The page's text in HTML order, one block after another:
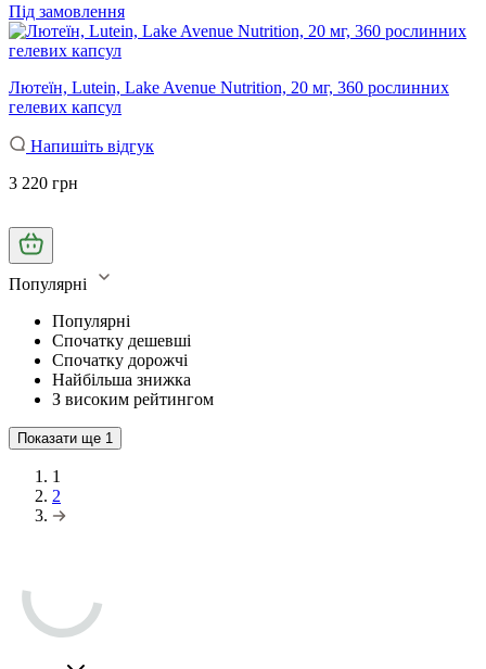
Під замовлення
Лютеїн, Lutein, Lake Avenue Nutrition, 20 мг, 360 рослинних
гелевих капсул
Напишіть відгук
3 220 грн
Популярні
Популярні
Спочатку дешевші
Спочатку дорожчі
Найбільша знижка
З високим рейтингом
Показати ще 1
1
2